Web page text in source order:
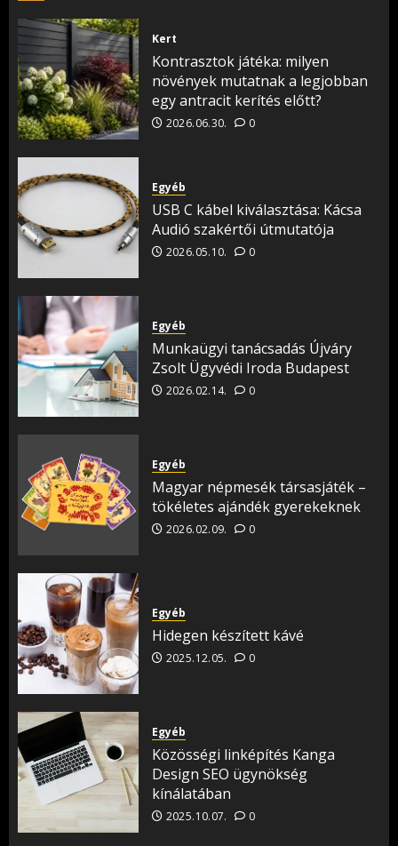
Kert
Kontrasztok játéka: milyen
növények mutatnak a legjobban
egy antracit kerítés előtt?
2026.06.30. 0
Egyéb
USB C kábel kiválasztása: Kácsa
Audió szakértői útmutatója
2026.05.10. 0
Egyéb
Munkaügyi tanácsadás Újváry
Zsolt Ügyvédi Iroda Budapest
2026.02.14. 0
Egyéb
Magyar népmesék társasjáték –
tökéletes ajándék gyerekeknek
2026.02.09. 0
Egyéb
Hidegen készített kávé
2025.12.05. 0
Egyéb
Közösségi linképítés Kanga
Design SEO ügynökség
kínálatában
2025.10.07. 0